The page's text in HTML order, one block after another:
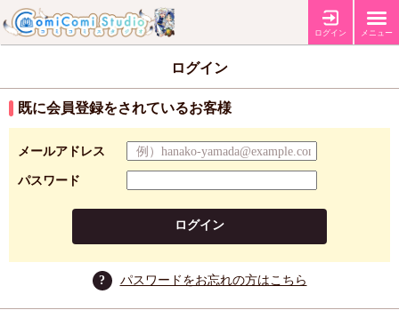
ログイン メニュー
ログイン
既に会員登録をされているお客様
メールアドレス
パスワード
ログイン
? パスワードをお忘れの方はこちら